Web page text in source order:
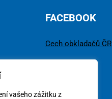
vašeho zážitku z
FACEBOOK
Cech obkladačů ČR